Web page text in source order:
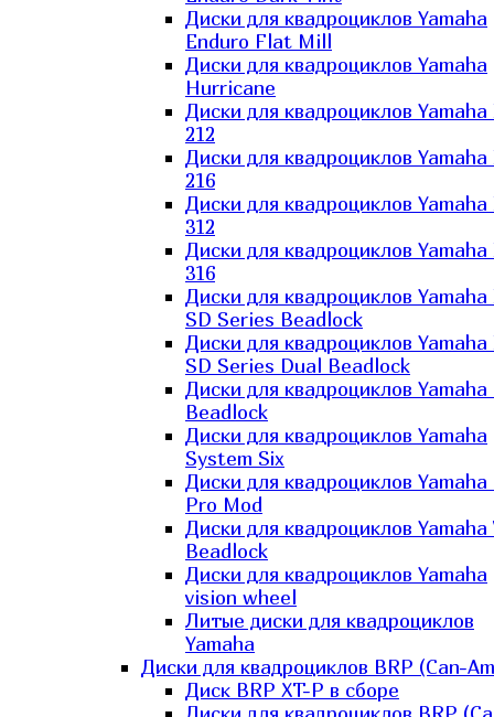
Диски для квадроциклов Yamaha
Enduro Flat Mill
Диски для квадроциклов Yamaha
Hurricane
Диски для квадроциклов
212
Диски для квадроциклов
216
Диски для квадроциклов
312
Диски для квадроциклов
316
Диски для квадроциклов
SD Series Beadlock
Диски для квадроциклов
SD Series Dual Beadlock
Диски для квадроциклов Yamaha
Beadlock
Диски для квадроциклов Yamaha
System Six
Диски для квадроциклов Yamaha
Pro Mod
Диски для квадроциклов Yamaha
Beadlock
Диски для квадроциклов Yamaha
vision wheel
Литые диски для квадроциклов
Yamaha
Диски для квадроциклов BRP (Can-
Диск BRP XT-P в сборе